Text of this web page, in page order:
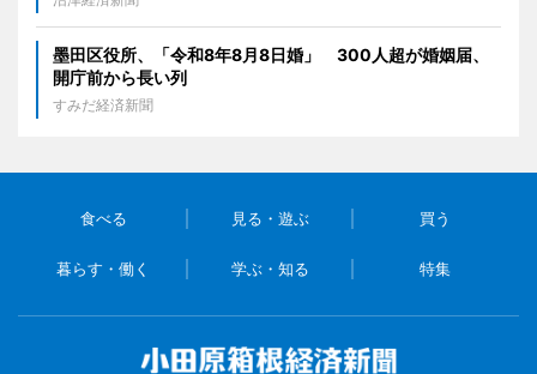
墨田区役所、「令和8年8月8日婚」 300人超が婚姻届、
開庁前から長い列
すみだ経済新聞
食べる 見る・遊ぶ 買う
暮らす・働く 学ぶ・知る 特集